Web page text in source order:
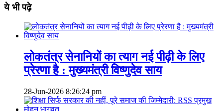
ये भी पढ़े
लोकतंत्र सेनानियों का त्याग नई पीढ़ी के लिए
प्रेरणा है : मुख्यमंत्री विष्णुदेव साय
28-Jun-2026 8:26:24 pm